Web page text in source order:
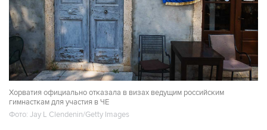
Хорватия официально отказала в визах ведущим российским
гимнасткам для участия в ЧЕ
Фото: Jay L Clendenin/Getty Images